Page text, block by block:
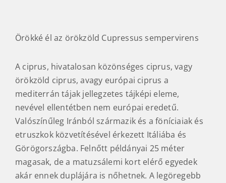
Örökké él az örökzöld Cupressus sempervirens
A ciprus, hivatalosan közönséges ciprus, vagy
örökzöld ciprus, avagy európai ciprus a
mediterrán tájak jellegzetes tájképi eleme,
nevével ellentétben nem európai eredetű.
Valószínűleg Iránból származik és a föníciaiak és
etruszkok közvetítésével érkezett Itáliába és
Görögországba. Felnőtt példányai 25 méter
magasak, de a matuzsálemi kort elérő egyedek
akár ennek duplájára is nőhetnek. A legöregebb